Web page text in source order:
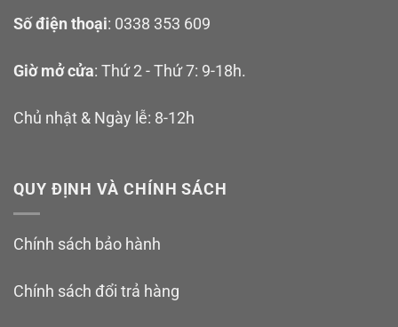
M12 HD cho Switch 2 chính hãng
giá tốt ở đâu?
Gaming:https://www.youtube.com/
Fanpage Học Viện
Gaming:
Group thảo
luận:www.facebook.com/groups/hocviengaming/
Số điện thoại: 0338 353 609
Giờ mở cửa: Thứ 2 - Thứ 7: 9-18h.
Chủ nhật & Ngày lễ: 8-12h
QUY ĐỊNH VÀ CHÍNH SÁCH
Chính sách bảo hành
Chính sách đổi trả hàng